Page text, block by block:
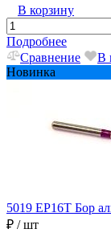
В корзину
Подробнее
Сравнение
В
Новинка
5019 EP16T Бор
₽ / шт